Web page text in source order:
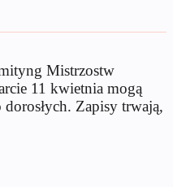
Mistrzostw
11 kwietnia mogą
Zapisy trwają,